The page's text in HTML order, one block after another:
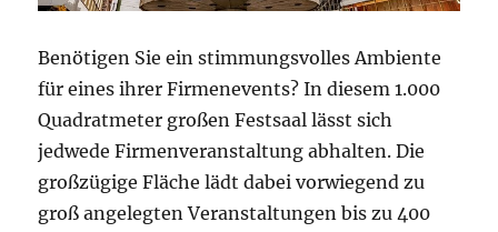
Benötigen Sie ein stimmungsvolles Ambiente
für eines ihrer Firmenevents? In diesem 1.000
Quadratmeter großen Festsaal lässt sich
jedwede Firmenveranstaltung abhalten. Die
großzügige Fläche lädt dabei vorwiegend zu
groß angelegten Veranstaltungen bis zu 400